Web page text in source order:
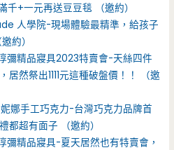
+一元再送豆豆毯 （邀約）
人學院-現場體驗最精準，給孩子
約）
彌精品寢具2023特賣會-天絲四件
居然祭出1111元這種破盤價！！ （邀
娜手工巧克力-台灣巧克力品牌首
都超有面子 （邀約）
彌精品寢具-夏天居然也有特賣會，